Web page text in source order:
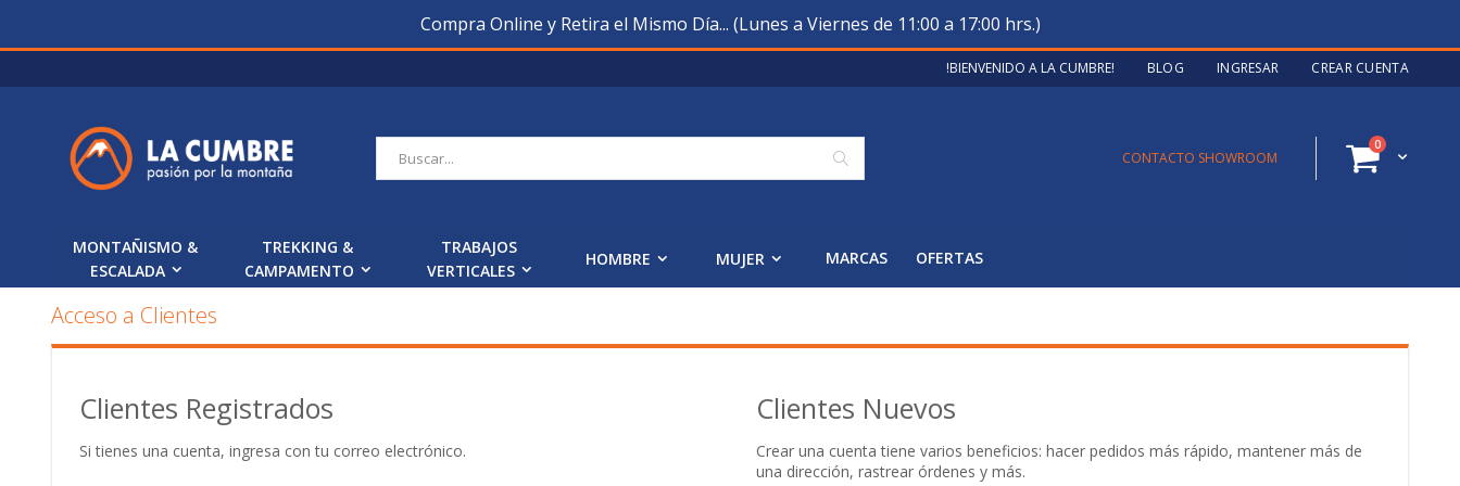
Compra Online y Retira el Mismo Día... (Lunes a Viernes de 11:00 a 17:00 hrs.)
a
!BIENVENIDO A LA CUMBRE! BLOG INGRESAR CREAR CUENTA
Cart
0artículos
Buscar
CONTACTO SHOWROOM
MONTAÑISMO &
ESCALADA
TREKKING &
CAMPAMENTO
TRABAJOS
VERTICALES
HOMBRE MUJER MARCAS OFERTAS
Acceso a Clientes
Clientes Registrados
Si tienes una cuenta, ingresa con tu correo electrónico.
Clientes Nuevos
Crear una cuenta tiene varios beneficios: hacer pedidos más rápido, mantener más de
una dirección, rastrear órdenes y más.